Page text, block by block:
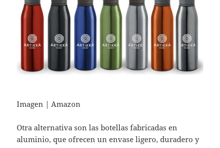
Imagen | Amazon
Otra alternativa son las botellas fabricadas en
aluminio, que ofrecen un envase ligero, duradero y